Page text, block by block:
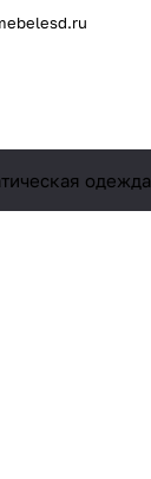
одежда